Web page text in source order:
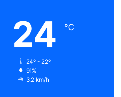
24 ℃
24º - 22º
91%
3.2 km/h